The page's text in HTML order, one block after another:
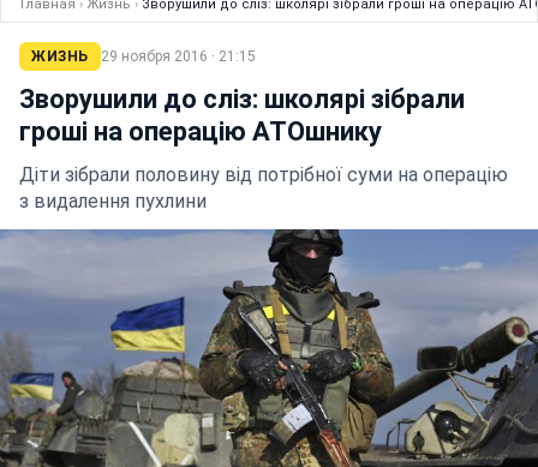
Главная › Жизнь › Зворушили до сліз: школярі зібрали гроші на операцію
ЖИЗНЬ 29 ноября 2016 · 21:15
Зворушили до сліз: школярі зібрали
гроші на операцію АТОшнику
Діти зібрали половину від потрібної суми на операцію
з видалення пухлини